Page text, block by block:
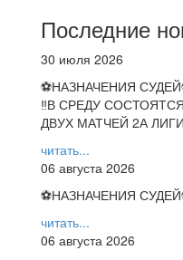
Последние
30 июля 2026
⚽НАЗНАЧЕНИЯ
‼В СРЕДУ
ДВУХ МАТЧЕЙ 2А
читать...
06 августа 2026
⚽НАЗНАЧЕНИЯ
читать...
06 августа 2026